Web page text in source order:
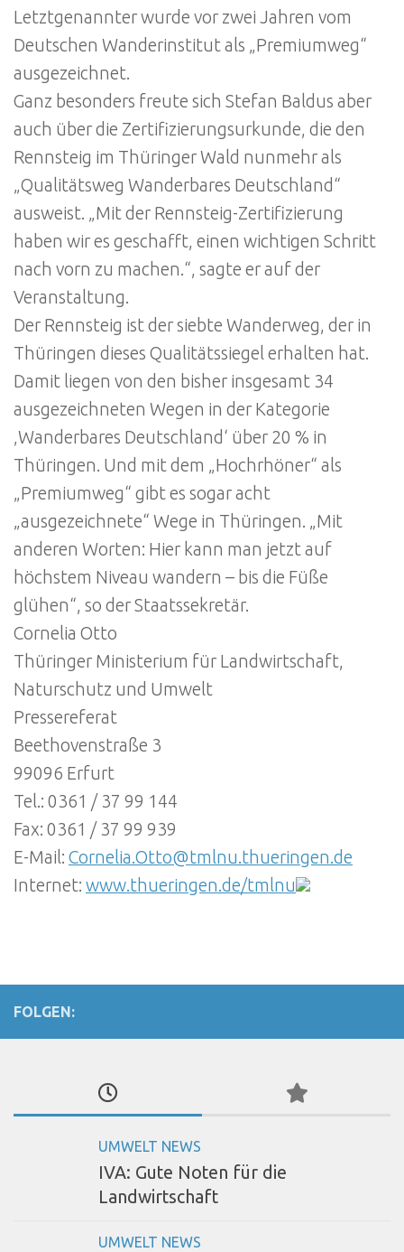
Letztgenannter wurde vor zwei Jahren vom
Deutschen Wanderinstitut als „Premiumweg“
ausgezeichnet.
Ganz besonders freute sich Stefan Baldus aber
auch über die Zertifizierungsurkunde, die den
Rennsteig im Thüringer Wald nunmehr als
„Qualitätsweg Wanderbares Deutschland“
ausweist. „Mit der Rennsteig-Zertifizierung
haben wir es geschafft, einen wichtigen Schritt
nach vorn zu machen.“, sagte er auf der
Veranstaltung.
Der Rennsteig ist der siebte Wanderweg, der in
Thüringen dieses Qualitätssiegel erhalten hat.
Damit liegen von den bisher insgesamt 34
ausgezeichneten Wegen in der Kategorie
‚Wanderbares Deutschland‘ über 20 % in
Thüringen. Und mit dem „Hochrhöner“ als
„Premiumweg“ gibt es sogar acht
„ausgezeichnete“ Wege in Thüringen. „Mit
anderen Worten: Hier kann man jetzt auf
höchstem Niveau wandern – bis die Füße
glühen“, so der Staatssekretär.
Cornelia Otto
Thüringer Ministerium für Landwirtschaft,
Naturschutz und Umwelt
Pressereferat
Beethovenstraße 3
99096 Erfurt
Tel.: 0361 / 37 99 144
Fax: 0361 / 37 99 939
E-Mail: Cornelia.Otto@tmlnu.thueringen.de
Internet: www.thueringen.de/tmlnu
FOLGEN:
UMWELT NEWS
IVA: Gute Noten für die
Landwirtschaft
UMWELT NEWS